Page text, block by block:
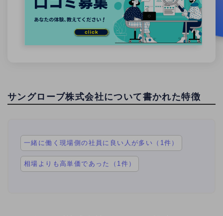
サングローブ株式会社について書かれた特徴
一緒に働く現場側の社員に良い人が多い（1件）
相場よりも高単価であった（1件）